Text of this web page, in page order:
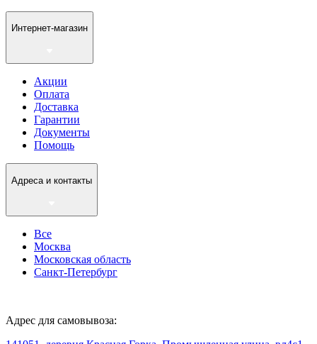
Интернет-магазин
Акции
Оплата
Доставка
Гарантии
Документы
Помощь
Адреса и контакты
Все
Москва
Московская область
Санкт-Петербург
Адрес для самовывоза: